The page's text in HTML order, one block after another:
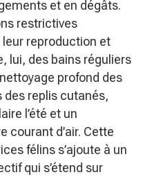
et en dégâts.
restrictives
leur reproduction et
lui, des bains réguliers
profond des
des replis cutanés,
l’été et un
courant d’air. Cette
félins s’ajoute à un
qui s’étend sur